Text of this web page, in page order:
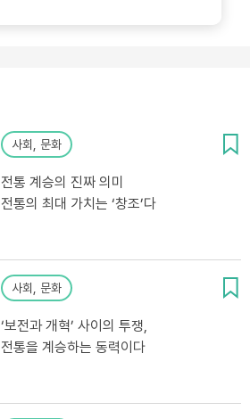
사회, 문화
전통 계승의 진짜 의미
전통의 최대 가치는 ‘창조’다
사회, 문화
‘보전과 개혁’ 사이의 투쟁,
전통을 계승하는 동력이다